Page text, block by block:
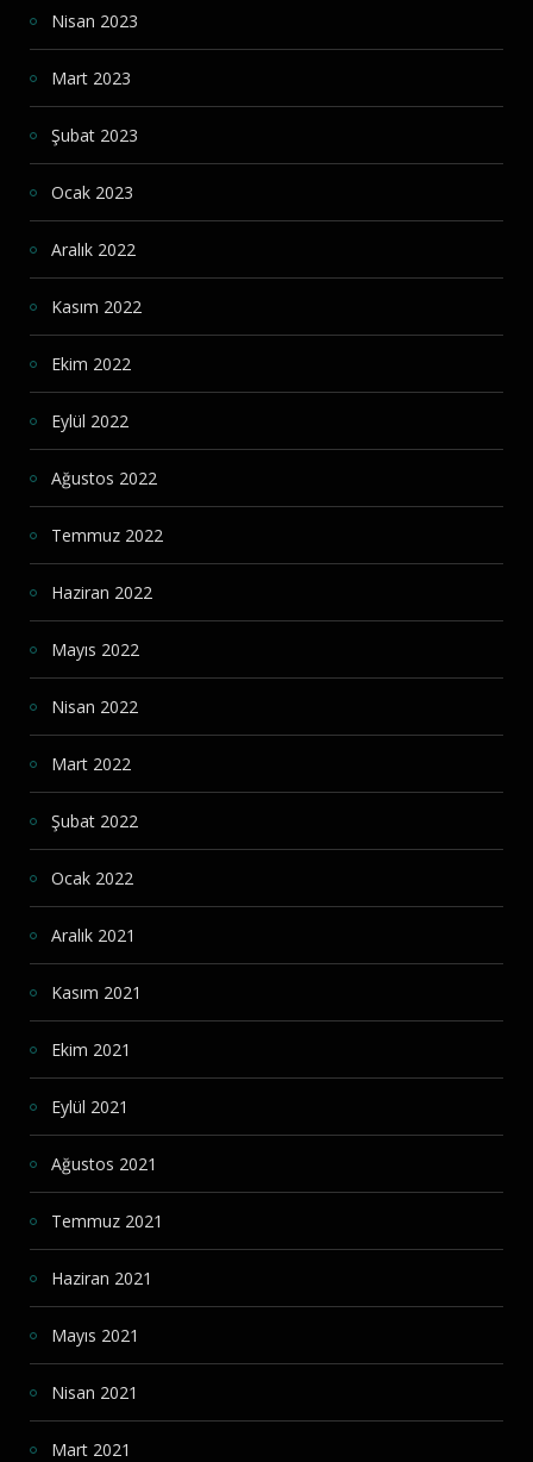
Nisan 2023
Mart 2023
Şubat 2023
Ocak 2023
Aralık 2022
Kasım 2022
Ekim 2022
Eylül 2022
Ağustos 2022
Temmuz 2022
Haziran 2022
Mayıs 2022
Nisan 2022
Mart 2022
Şubat 2022
Ocak 2022
Aralık 2021
Kasım 2021
Ekim 2021
Eylül 2021
Ağustos 2021
Temmuz 2021
Haziran 2021
Mayıs 2021
Nisan 2021
Mart 2021